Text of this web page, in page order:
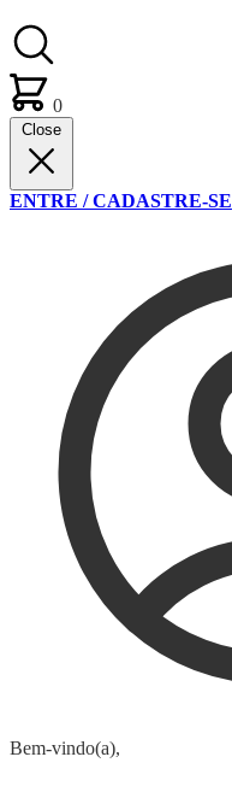
0
Close
ENTRE / CADASTRE-SE
Bem-vindo(a),